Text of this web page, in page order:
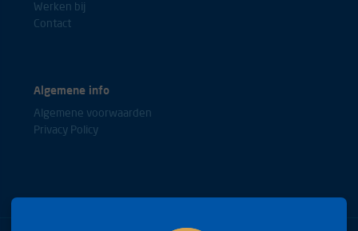
Werken bij
Contact
Algemene info
Algemene voorwaarden
Privacy Policy